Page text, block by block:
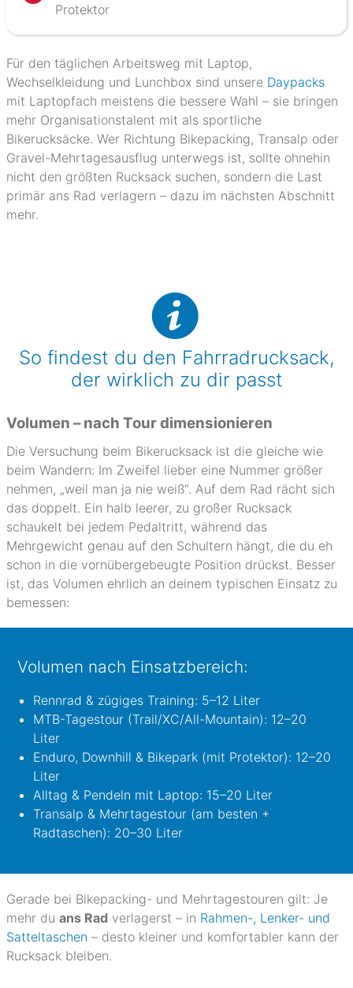
Protektor
Für den täglichen Arbeitsweg mit Laptop,
Wechselkleidung und Lunchbox sind unsere Daypacks
mit Laptopfach meistens die bessere Wahl – sie bringen
mehr Organisationstalent mit als sportliche
Bikerucksäcke. Wer Richtung Bikepacking, Transalp oder
Gravel-Mehrtagesausflug unterwegs ist, sollte ohnehin
nicht den größten Rucksack suchen, sondern die Last
primär ans Rad verlagern – dazu im nächsten Abschnitt
mehr.
So findest du den Fahrradrucksack,
der wirklich zu dir passt
Volumen – nach Tour dimensionieren
Die Versuchung beim Bikerucksack ist die gleiche wie
beim Wandern: Im Zweifel lieber eine Nummer größer
nehmen, „weil man ja nie weiß“. Auf dem Rad rächt sich
das doppelt. Ein halb leerer, zu großer Rucksack
schaukelt bei jedem Pedaltritt, während das
Mehrgewicht genau auf den Schultern hängt, die du eh
schon in die vornübergebeugte Position drückst. Besser
ist, das Volumen ehrlich an deinem typischen Einsatz zu
bemessen:
Volumen nach Einsatzbereich:
Rennrad & zügiges Training: 5–12 Liter
MTB-Tagestour (Trail/XC/All-Mountain): 12–20
Liter
Enduro, Downhill & Bikepark (mit Protektor): 12–20
Liter
Alltag & Pendeln mit Laptop: 15–20 Liter
Transalp & Mehrtagestour (am besten +
Radtaschen): 20–30 Liter
Gerade bei Bikepacking- und Mehrtagestouren gilt: Je
mehr du ans Rad verlagerst – in Rahmen-, Lenker- und
Satteltaschen – desto kleiner und komfortabler kann der
Rucksack bleiben.